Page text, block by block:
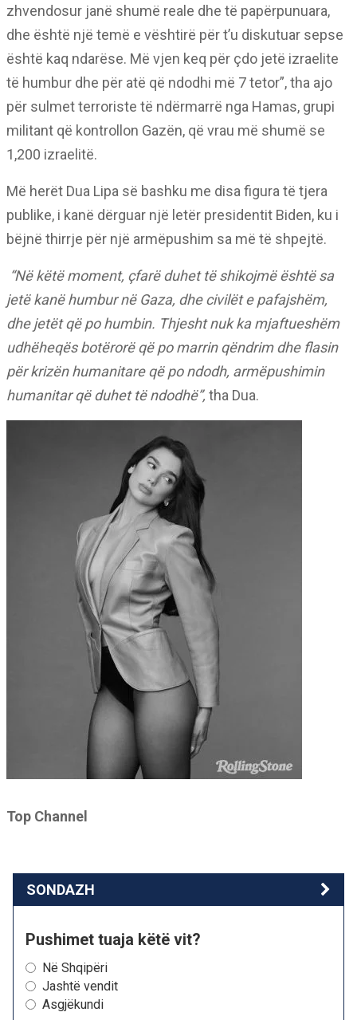
zhvendosur janë shumë reale dhe të papërpunuara,
dhe është një temë e vështirë për t’u diskutuar sepse
është kaq ndarëse. Më vjen keq për çdo jetë izraelite
të humbur dhe për atë që ndodhi më 7 tetor”, tha ajo
për sulmet terroriste të ndërmarrë nga Hamas, grupi
militant që kontrollon Gazën, që vrau më shumë se
1,200 izraelitë.
Më herët Dua Lipa së bashku me disa figura të tjera
publike, i kanë dërguar një letër presidentit Biden, ku i
bëjnë thirrje për një armëpushim sa më të shpejtë.
“Në këtë moment, çfarë duhet të shikojmë është sa
jetë kanë humbur në Gaza, dhe civilët e pafajshëm,
dhe jetët që po humbin. Thjesht nuk ka mjaftueshëm
udhëheqës botërorë që po marrin qëndrim dhe flasin
për krizën humanitare që po ndodh, armëpushimin
humanitar që duhet të ndodhë”, tha Dua.
Top Channel
SONDAZH
Pushimet tuaja këtë vit?
Në Shqipëri
Jashtë vendit
Asgjëkundi